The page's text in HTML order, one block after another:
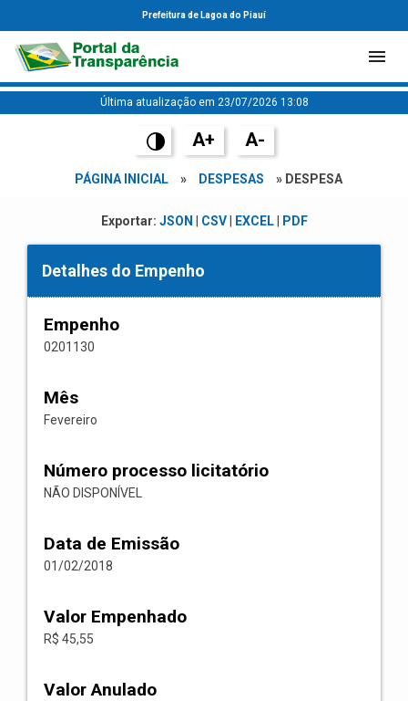
Prefeitura de Lagoa do Piauí
Última atualização em 23/07/2026 13:08
A+ A-
PÁGINA INICIAL » DESPESAS » DESPESA
Exportar: JSON CSV| EXCEL| PDF
Detalhes do Empenho
Empenho
0201130
Mês
Fevereiro
Número processo licitatório
NÃO DISPONÍVEL
Data de Emissão
01/02/2018
Valor Empenhado
R$ 45,55
Valor Anulado